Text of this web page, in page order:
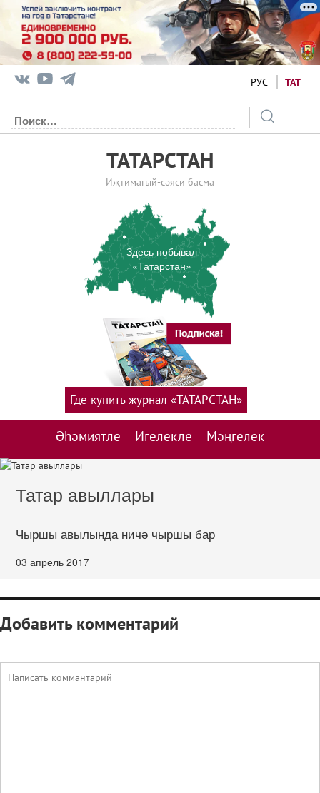
РУС ТАТ
ТАТАРСТАН
Иҗтимагый-сәяси басма
Здесь побывал
«Татарстан»
Әһәмиятле Игелекле Мәңгелек
Где купить журнал «ТАТАРСТАН»
Татар авыллары
Чыршы авылында ничә чыршы бар
03 апрель 2017
Добавить комментарий